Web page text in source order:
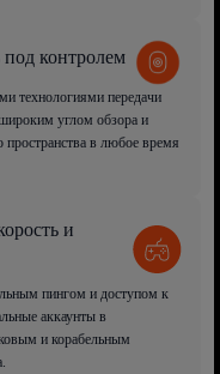
контролем
технологиями передачи
углом обзора и
пространства в любое время
и
пингом и доступом к
аккаунты в
и корабельным